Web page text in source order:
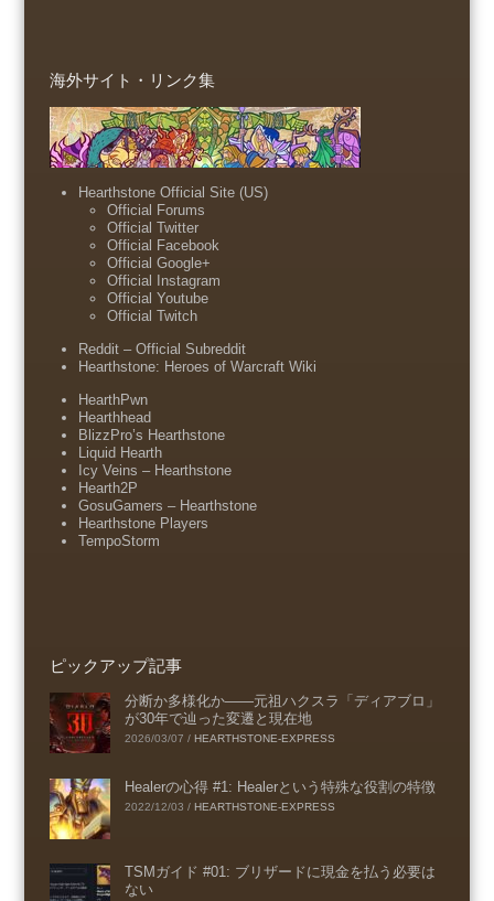
海外サイト・リンク集
Hearthstone Official Site (US)
Official Forums
Official Twitter
Official Facebook
Official Google+
Official Instagram
Official Youtube
Official Twitch
Reddit – Official Subreddit
Hearthstone: Heroes of Warcraft Wiki
HearthPwn
Hearthhead
BlizzPro’s Hearthstone
Liquid Hearth
Icy Veins – Hearthstone
Hearth2P
GosuGamers – Hearthstone
Hearthstone Players
TempoStorm
ピックアップ記事
分断か多様化か――元祖ハクスラ「ディアブロ」
が30年で辿った変遷と現在地
2026/03/07 / HEARTHSTONE-EXPRESS
Healerの心得 #1: Healerという特殊な役割の特徴
2022/12/03 / HEARTHSTONE-EXPRESS
TSMガイド #01: ブリザードに現金を払う必要は
ない